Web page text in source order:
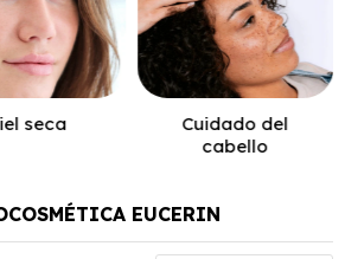
seca
Cuidado del
cabello
EUCERIN